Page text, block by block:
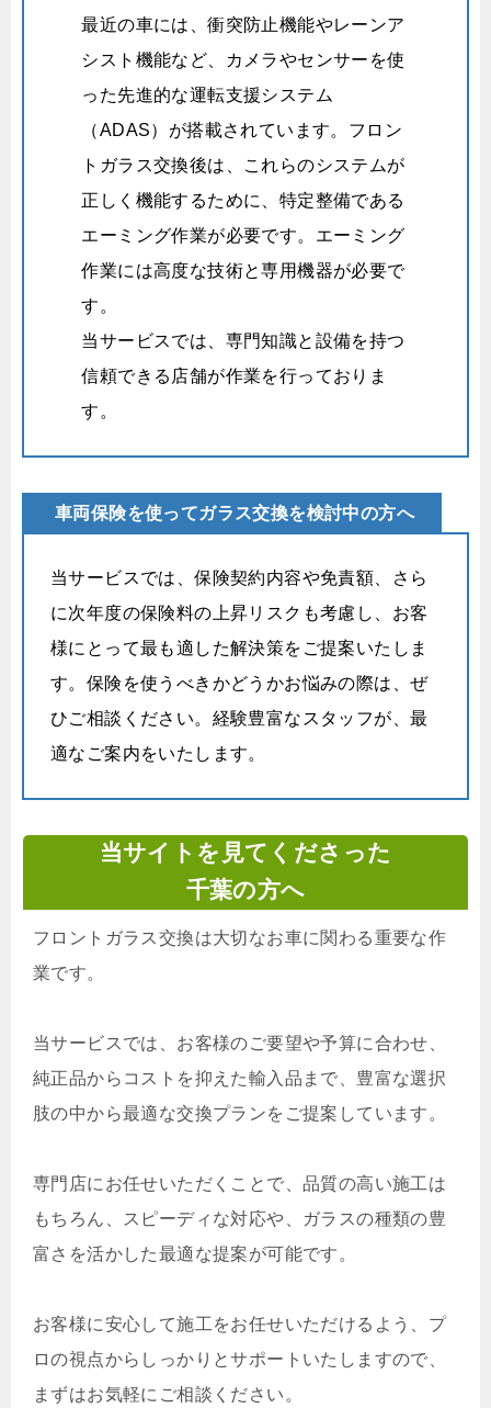
最近の車には、衝突防止機能やレーンア
シスト機能など、カメラやセンサーを使
った先進的な運転支援システム
（ADAS）が搭載されています。フロン
トガラス交換後は、これらのシステムが
正しく機能するために、特定整備である
エーミング作業が必要です。 エーミング
作業には高度な技術と専用機器が必要で
す。
当サービスでは、専門知識と設備を持つ
信頼できる店舗が作業を行っておりま
す。
車両保険を使ってガラス交換を検討中の方へ
当サービスでは、保険契約内容や免責額、さら
に次年度の保険料の上昇リスクも考慮し、お客
様にとって最も適した解決策をご提案いたしま
す。保険を使うべきかどうかお悩みの際は、ぜ
ひご相談ください。経験豊富なスタッフが、最
適なご案内をいたします。
当サイトを見てくださった
千葉の方へ
フロントガラス交換は大切なお車に関わる重要な作
業です。
当サービスでは、お客様のご要望や予算に合わせ、
純正品からコストを抑えた輸入品まで、豊富な選択
肢の中から最適な交換プランをご提案しています。
専門店にお任せいただくことで、品質の高い施工は
もちろん、スピーディな対応や、ガラスの種類の豊
富さを活かした最適な提案が可能です。
お客様に安心して施工をお任せいただけるよう、プ
ロの視点からしっかりとサポートいたしますので、
まずはお気軽にご相談ください。